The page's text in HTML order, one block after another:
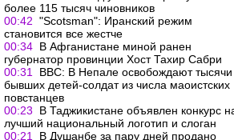
более 115 тысяч чиновников
00:42 "Scotsman": Иранский режим
становится все жестче
00:34 В Афганистане миной ранен
губернатор провинции Хост Тахир Сабри
00:31
ВВС: В Непале освобождают тысячи
бывших детей-солдат из числа маоистских
повстанцев
00:23
В Таджикистане объявлен конкурс
лучший национальный логотип и слоган
00:21
В Душанбе за пару дней продано